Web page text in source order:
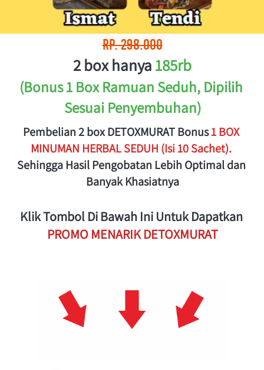
Rp. 298.000
2 box hanya 185rb
(Bonus 1 Box Ramuan Seduh, Dipilih
Sesuai Penyembuhan)
Pembelian 2 box DETOXMURAT Bonus 1 BOX
Sehingga Hasil Pengobatan Lebih Optimal dan
Banyak Khasiatnya
Klik Tombol Di Bawah Ini Untuk Dapatkan
PROMO MENARIK DETOXMURAT